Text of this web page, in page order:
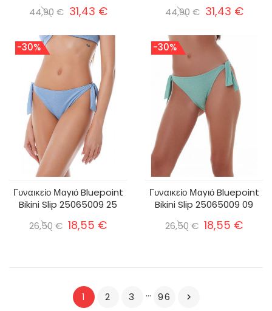
44,90 € 31,43 €
44,90 € 31,43 €
-30%
Γυναικείο Μαγιό Bluepoint
Bikini Slip 25065009 25
26,50 € 18,55 €
-30%
Γυναικείο Μαγιό Bluepoint
Bikini Slip 25065009 09
26,50 € 18,55 €
1 2 3 … 96 